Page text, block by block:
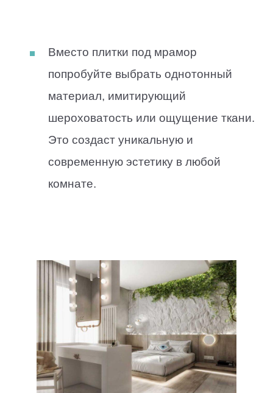
Вместо плитки под мрамор
попробуйте выбрать однотонный
материал, имитирующий
шероховатость или ощущение ткани.
Это создаст уникальную и
современную эстетику в любой
комнате.